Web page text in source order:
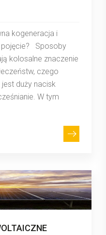
kogeneracja i
pojęcie? Sposoby
kolosalne znaczenie
czego
duży nacisk
W tym